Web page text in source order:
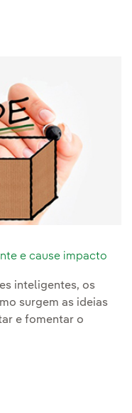
e cause impacto
inteligentes, os
surgem as ideias
e fomentar o
pense diferente
pense
disruptivo: pense